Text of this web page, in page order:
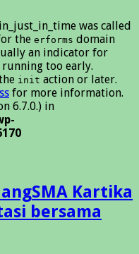
was called
the erforms domain
an indicator for
too early.
init action or later.
for more information.
6.7.0.) in
SMA Kartika
bersama